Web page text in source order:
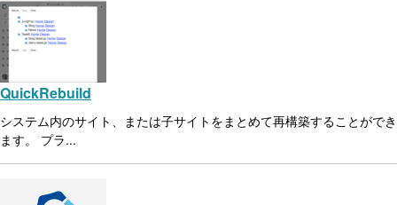
QuickRebuild
システム内のサイト、または子サイトをまとめて再構築することができ
ます。 プラ...